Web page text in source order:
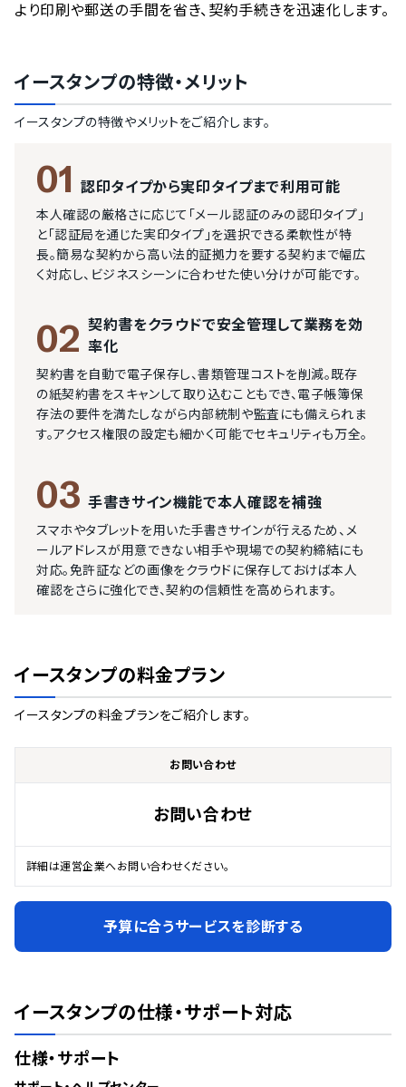
より印刷や郵送の手間を省き、契約手続きを迅速化します。
イースタンプの特徴・メリット
イースタンプの特徴やメリットをご紹介します。
01 認印タイプから実印タイプまで利用可能
本人確認の厳格さに応じて「メール認証のみの認印タイプ」
と「認証局を通じた実印タイプ」を選択できる柔軟性が特
長。簡易な契約から高い法的証拠力を要する契約まで幅広
く対応し、ビジネスシーンに合わせた使い分けが可能です。
02 契約書をクラウドで安全管理して業務を効
率化
契約書を自動で電子保存し、書類管理コストを削減。既存
の紙契約書をスキャンして取り込むこともでき、電子帳簿保
存法の要件を満たしながら内部統制や監査にも備えられま
す。アクセス権限の設定も細かく可能でセキュリティも万全。
03 手書きサイン機能で本人確認を補強
スマホやタブレットを用いた手書きサインが行えるため、メ
ールアドレスが用意できない相手や現場での契約締結にも
対応。免許証などの画像をクラウドに保存しておけば本人
確認をさらに強化でき、契約の信頼性を高められます。
イースタンプの料金プラン
イースタンプの料金プランをご紹介します。
お問い合わせ
お問い合わせ
詳細は運営企業へお問い合わせください。
予算に合うサービスを診断する
イースタンプの仕様・サポート対応
仕様・サポート